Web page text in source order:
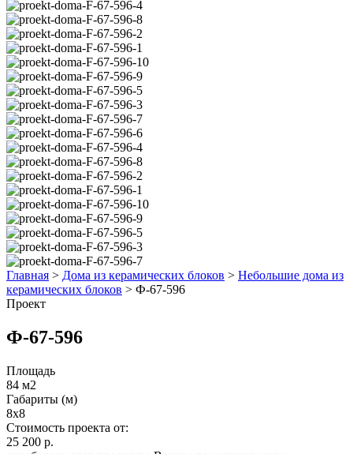
Главная > Дома из керамических блоков > Небольшие дома из
керамических блоков > Ф-67-596
Проект
Ф-67-596
Площадь
84 м2
Габариты (м)
8х8
Стоимость проекта от:
25 200 р.